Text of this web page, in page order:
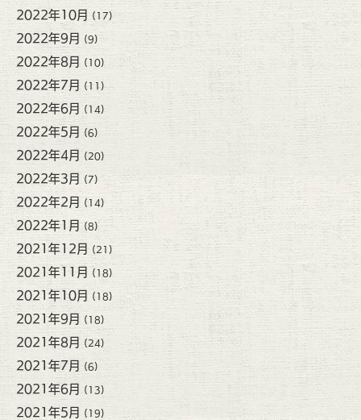
2022年10月 (17)
2022年9月 (9)
2022年8月 (10)
2022年7月 (11)
2022年6月 (14)
2022年5月 (6)
2022年4月 (20)
2022年3月 (7)
2022年2月 (14)
2022年1月 (8)
2021年12月 (21)
2021年11月 (18)
2021年10月 (18)
2021年9月 (18)
2021年8月 (24)
2021年7月 (6)
2021年6月 (13)
2021年5月 (19)